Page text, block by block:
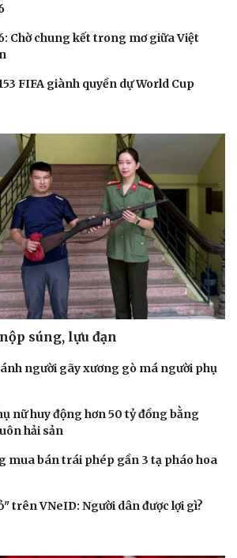
Chờ chung kết trong mơ giữa Việt
FIFA giành quyền dự World Cup
súng, lựu đạn
người gãy xương gò má người phụ
nữ huy động hơn 50 tỷ đồng bằng
hải sản
mua bán trái phép gần 3 tạ pháo hoa
trên VNeID: Người dân được lợi gì?